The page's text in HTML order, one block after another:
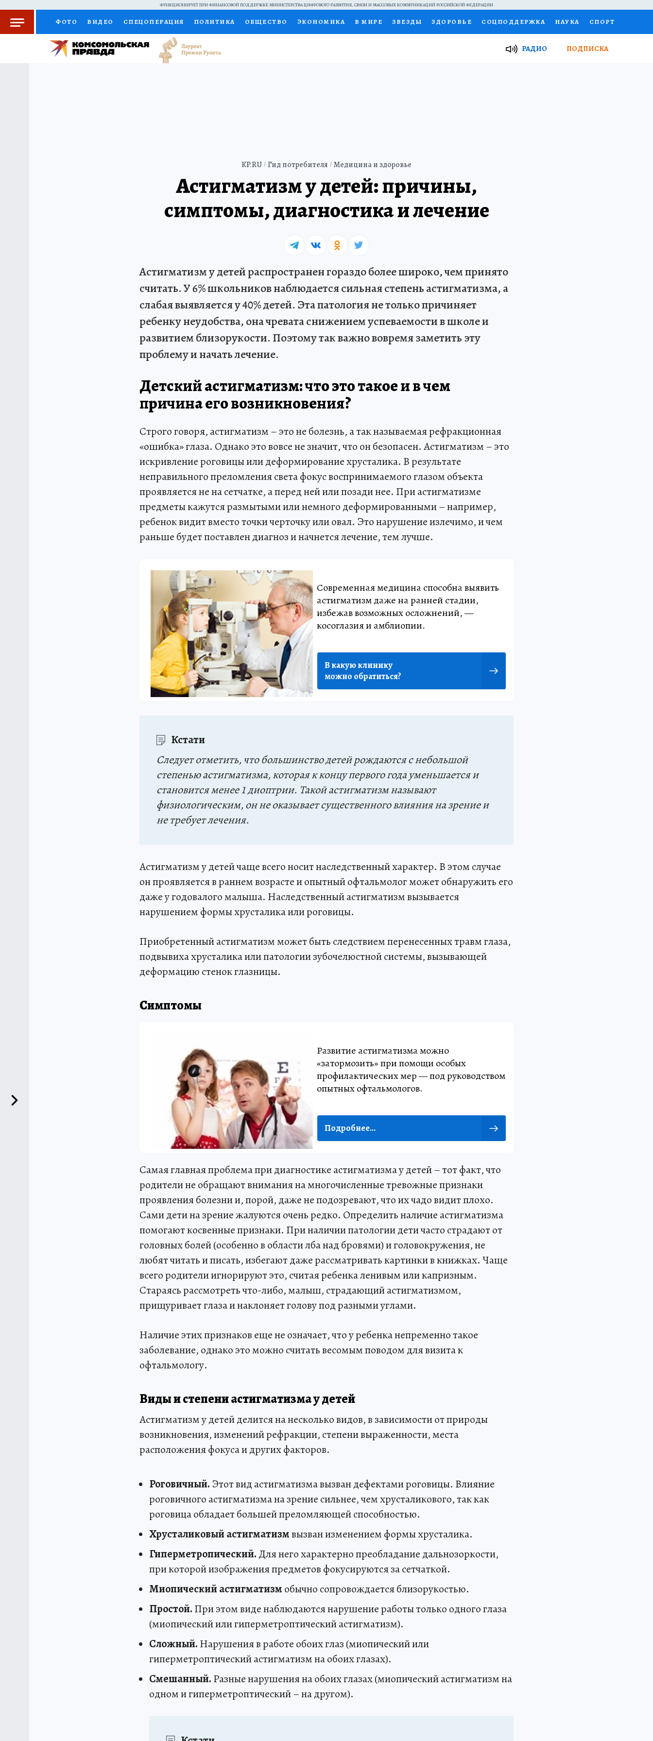
ФУНКЦИОНИРУЕТ ПРИ ФИНАНСОВОЙ ПОДДЕРЖКЕ МИНИСТЕРСТВА ЦИФРОВОГО РАЗВИТИЯ, СВЯЗИ И МАССОВЫХ КОММУНИКАЦИЙ РОССИЙСКОЙ ФЕДЕРАЦИИ
ФОТО ВИДЕО СПЕЦОПЕРАЦИЯ ПОЛИТИКА ОБЩЕСТВО ЭКОНОМИКА В МИРЕ ЗВЕЗДЫ ЗДОРОВЬЕ СОЦПОДДЕРЖКА НАУКА СПОРТ
КОЛУМНИСТЫ ПРОИСШЕСТВИЯ НАЦИОНАЛЬНЫЕ ПРОЕКТЫ РОССИИ Я ЗНАЮ СЕМЬЯ
РАДИО ПОДПИСКА
KP.RU Гид потребителя Медицина и здоровье
Астигматизм у детей: причины,
симптомы, диагностика и лечение
Астигматизм у детей распространен гораздо более широко, чем принято
считать. У 6% школьников наблюдается сильная степень астигматизма, а
слабая выявляется у 40% детей. Эта патология не только причиняет
ребенку неудобства, она чревата снижением успеваемости в школе и
развитием близорукости. Поэтому так важно вовремя заметить эту
проблему и начать лечение.
Детский астигматизм: что это такое и в чем
причина его возникновения?
Строго говоря, астигматизм – это не болезнь, а так называемая рефракционная
«ошибка» глаза. Однако это вовсе не значит, что он безопасен. Астигматизм – это
искривление роговицы или деформирование хрусталика. В результате
неправильного преломления света фокус воспринимаемого глазом объекта
проявляется не на сетчатке, а перед ней или позади нее. При астигматизме
предметы кажутся размытыми или немного деформированными – например,
ребенок видит вместо точки черточку или овал. Это нарушение излечимо, и чем
раньше будет поставлен диагноз и начнется лечение, тем лучше.
Современная медицина способна выявить
астигматизм даже на ранней стадии,
избежав возможных осложнений, —
косоглазия и амблиопии.
В какую клинику
можно обратиться?
Кстати
Следует отметить, что большинство детей рождаются с небольшой
степенью астигматизма, которая к концу первого года уменьшается и
становится менее 1 диоптрии. Такой астигматизм называют
физиологическим, он не оказывает существенного влияния на зрение и
не требует лечения.
Астигматизм у детей чаще всего носит наследственный характер. В этом случае
он проявляется в раннем возрасте и опытный офтальмолог может обнаружить его
даже у годовалого малыша. Наследственный астигматизм вызывается
нарушением формы хрусталика или роговицы.
Приобретенный астигматизм может быть следствием перенесенных травм глаза,
подвывиха хрусталика или патологии зубочелюстной системы, вызывающей
деформацию стенок глазницы.
Симптомы
Развитие астигматизма можно
«затормозить» при помощи особых
профилактических мер — под руководством
опытных офтальмологов.
Подробнее...
Самая главная проблема при диагностике астигматизма у детей – тот факт, что
родители не обращают внимания на многочисленные тревожные признаки
проявления болезни и, порой, даже не подозревают, что их чадо видит плохо.
Сами дети на зрение жалуются очень редко. Определить наличие астигматизма
помогают косвенные признаки. При наличии патологии дети часто страдают от
головных болей (особенно в области лба над бровями) и головокружения, не
любят читать и писать, избегают даже рассматривать картинки в книжках. Чаще
всего родители игнорируют это, считая ребенка ленивым или капризным.
Стараясь рассмотреть что-либо, малыш, страдающий астигматизмом,
прищуривает глаза и наклоняет голову под разными углами.
Наличие этих признаков еще не означает, что у ребенка непременно такое
заболевание, однако это можно считать весомым поводом для визита к
офтальмологу.
Виды и степени астигматизма у детей
Астигматизм у детей делится на несколько видов, в зависимости от природы
возникновения, изменений рефракции, степени выраженности, места
расположения фокуса и других факторов.
Роговичный. Этот вид астигматизма вызван дефектами роговицы. Влияние
роговичного астигматизма на зрение сильнее, чем хрусталикового, так как
роговица обладает большей преломляющей способностью.
Хрусталиковый астигматизмвызван изменением формы хрусталика.
Гиперметропический. Для него характерно преобладание дальнозоркости,
при которой изображения предметов фокусируются за сетчаткой.
Миопический астигматизм обычно сопровождается близорукостью.
Простой. При этом виде наблюдаются нарушение работы только одного глаза
(миопический или гиперметроптический астигматизм).
Сложный. Нарушения в работе обоих глаз (миопический или
гиперметроптический астигматизм на обоих глазах).
Смешанный. Разные нарушения на обоих глазах (миопический астигматизм на
одном и гиперметроптический – на другом).